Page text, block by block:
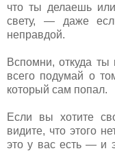
что ты делаешь
свету, — даже
неправдой.
Вспомни, откуда
всего подумай о
который сам попал.
Если вы хотите
видите, что этого
это у вас есть — и